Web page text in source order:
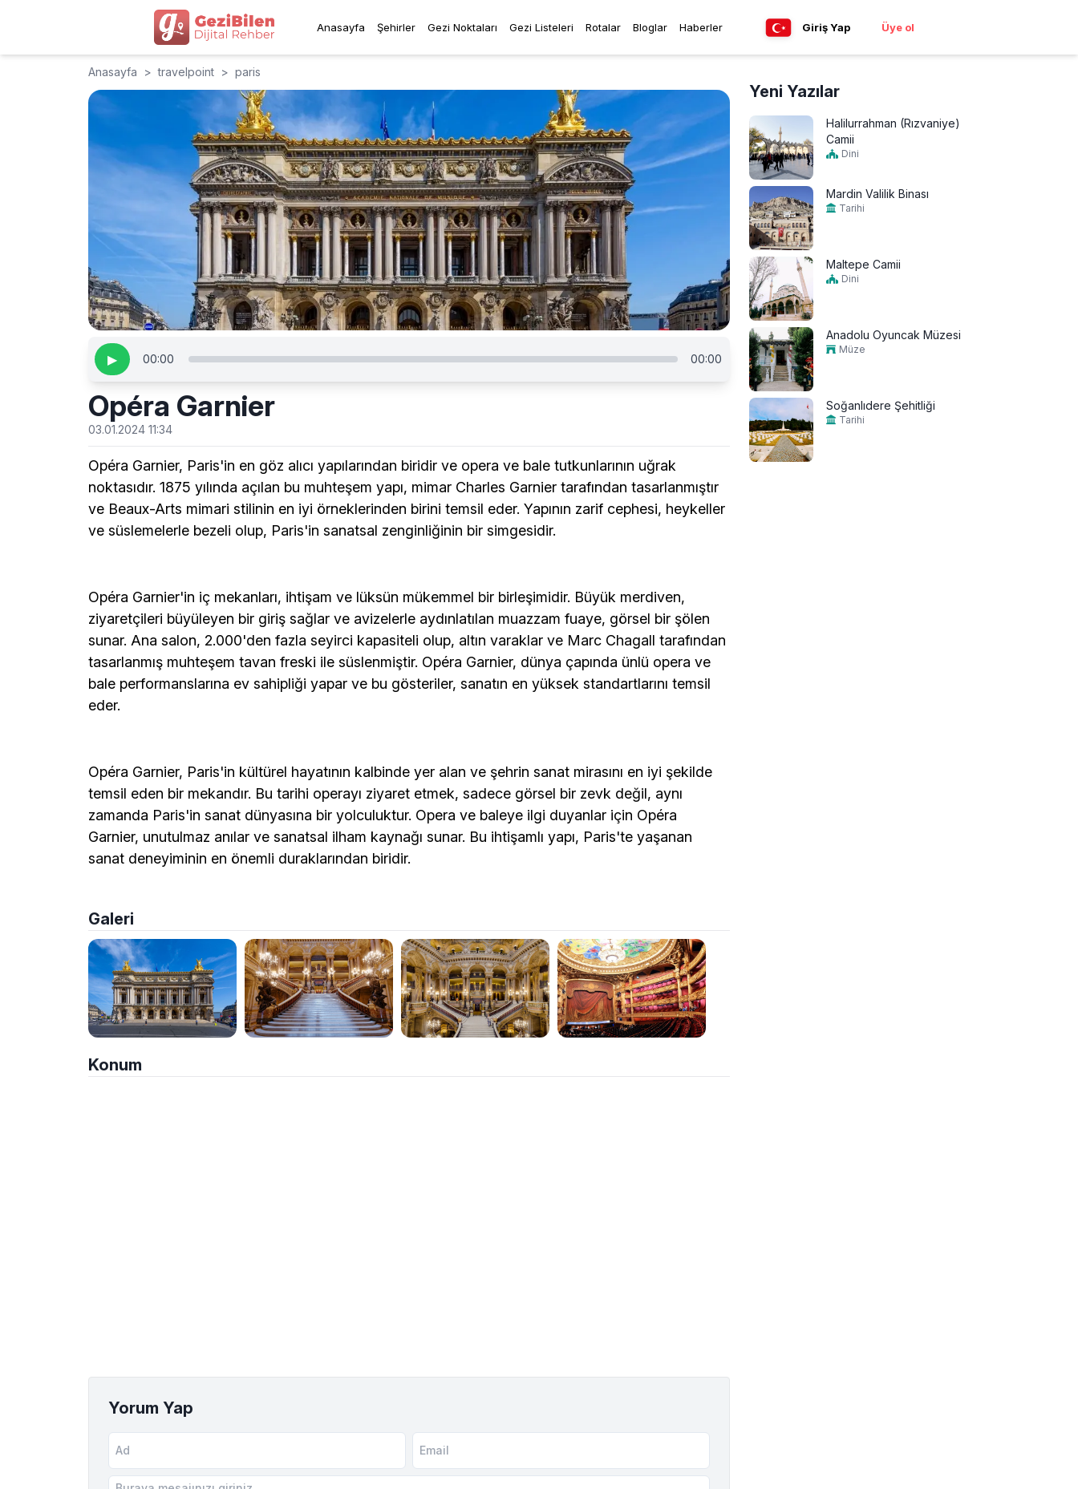
Anasayfa Şehirler Gezi Noktaları Gezi Listeleri Rotalar Bloglar Haberler Giriş Yap Üye ol
Anasayfa > travelpoint > paris
▶ 00:00 00:00
Opéra Garnier
03.01.2024 11:34
Opéra Garnier, Paris'in en göz alıcı yapılarından biridir ve opera ve bale tutkunlarının uğrak
noktasıdır. 1875 yılında açılan bu muhteşem yapı, mimar Charles Garnier tarafından tasarlanmıştır
ve Beaux-Arts mimari stilinin en iyi örneklerinden birini temsil eder. Yapının zarif cephesi, heykeller
ve süslemelerle bezeli olup, Paris'in sanatsal zenginliğinin bir simgesidir.
Opéra Garnier'in iç mekanları, ihtişam ve lüksün mükemmel bir birleşimidir. Büyük merdiven,
ziyaretçileri büyüleyen bir giriş sağlar ve avizelerle aydınlatılan muazzam fuaye, görsel bir şölen
sunar. Ana salon, 2.000'den fazla seyirci kapasiteli olup, altın varaklar ve Marc Chagall tarafından
tasarlanmış muhteşem tavan freski ile süslenmiştir. Opéra Garnier, dünya çapında ünlü opera ve
bale performanslarına ev sahipliği yapar ve bu gösteriler, sanatın en yüksek standartlarını temsil
eder.
Opéra Garnier, Paris'in kültürel hayatının kalbinde yer alan ve şehrin sanat mirasını en iyi şekilde
temsil eden bir mekandır. Bu tarihi operayı ziyaret etmek, sadece görsel bir zevk değil, aynı
zamanda Paris'in sanat dünyasına bir yolculuktur. Opera ve baleye ilgi duyanlar için Opéra
Garnier, unutulmaz anılar ve sanatsal ilham kaynağı sunar. Bu ihtişamlı yapı, Paris'te yaşanan
sanat deneyiminin en önemli duraklarından biridir.
Galeri
Konum
Yorum Yap
Yeni Yazılar
Halilurrahman (Rızvaniye)
Camii
Dini
Mardin Valilik Binası
Tarihi
Maltepe Camii
Dini
Anadolu Oyuncak Müzesi
Müze
Soğanlıdere Şehitliği
Tarihi